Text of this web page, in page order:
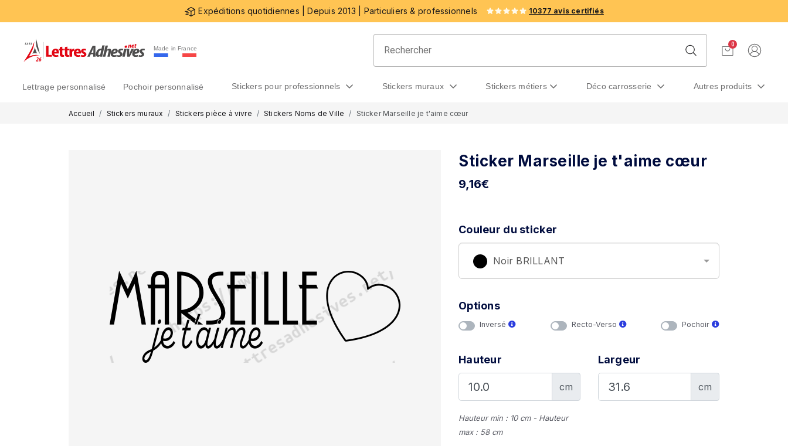
Expéditions quotidiennes | Depuis 2013 | Particuliers & professionnels 10377 avis certifiés
Made in France
0
lettrage personnalisé pochoir personnalisé stickers pour professionnels stickers muraux stickers métiers déco carrosserie autres produits
Accueil Stickers muraux Stickers pièce à vivre Stickers Noms de Ville Sticker Marseille je t'aime cœur
Sticker Marseille je t'aime cœur
9,16€
Couleur du sticker
Noir BRILLANT
Options
Inversé Recto-Verso Pochoir
Hauteur
cm
Hauteur min : 10 cm - Hauteur
max : 58 cm
Largeur
cm